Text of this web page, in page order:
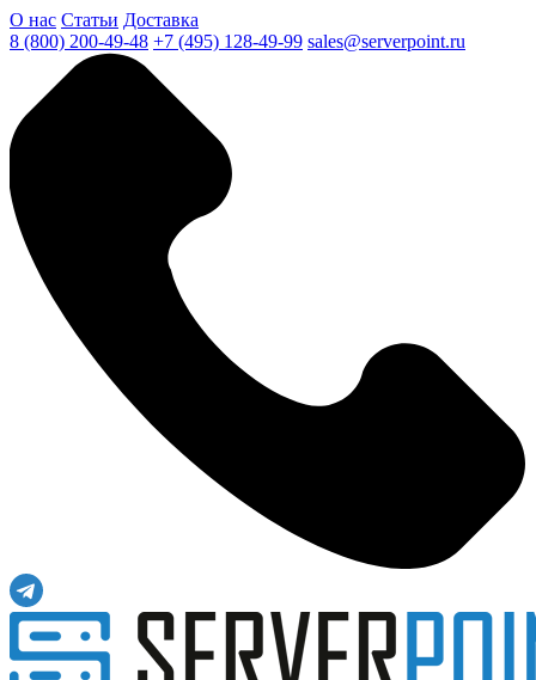
О нас Статьи Доставка
8 (800) 200-49-48 +7 (495) 128-49-99 sales@serverpoint.ru